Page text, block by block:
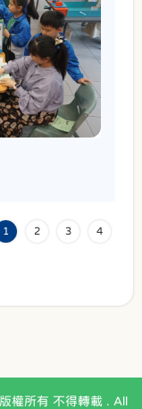
1 2 3 4
權所有 不得轉載 . All